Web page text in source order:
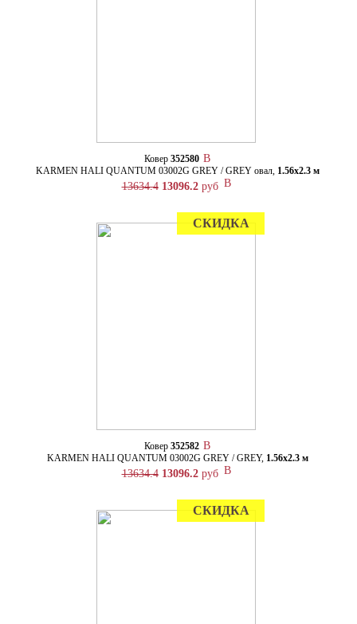
Ковер 352580
KARMEN HALI QUANTUM 03002G GREY / GREY овал, 1.56х2.3 м
13634.4 13096.2руб
СКИДКА
Ковер 352582
KARMEN HALI QUANTUM 03002G GREY / GREY, 1.56х2.3 м
13634.4 13096.2руб
СКИДКА